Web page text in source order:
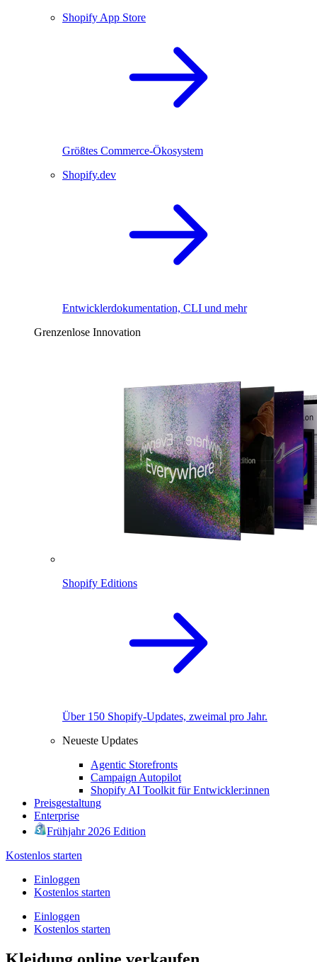
Shopify App Store
Größtes Commerce-Ökosystem
Shopify.dev
Entwicklerdokumentation, CLI und mehr
Grenzenlose Innovation
Shopify Editions
Über 150 Shopify-Updates, zweimal pro Jahr.
Neueste Updates
Agentic Storefronts
Campaign Autopilot
Shopify AI Toolkit für Entwickler:innen
Preisgestaltung
Enterprise
Frühjahr 2026 Edition
Kostenlos starten
Einloggen
Kostenlos starten
Einloggen
Kostenlos starten